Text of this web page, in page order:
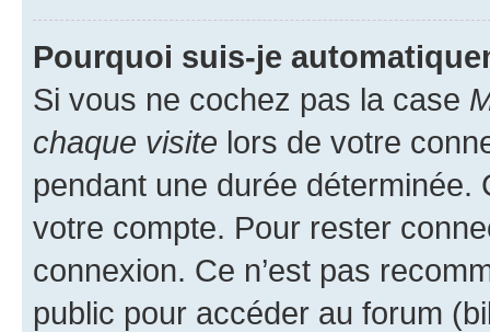
Pourquoi suis-je
Si vous ne cochez pas la case
chaque visite lors de votre
pendant une durée déterminée.
votre compte. Pour rester
connexion. Ce n’est pas
public pour accéder au forum